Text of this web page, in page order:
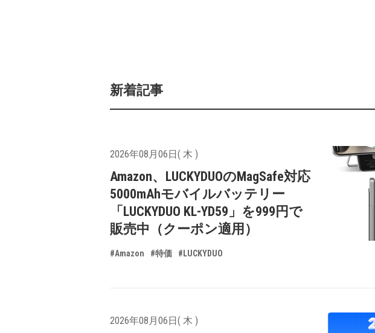
新着記事
2026年08月06日( 木 )
Amazon、LUCKYDUOのMagSafe対応
5000mAhモバイルバッテリー
「LUCKYDUO KL-YD59」を999円で
販売中（クーポン適用）
#Amazon #特価 #LUCKYDUO
2026年08月06日( 木 )